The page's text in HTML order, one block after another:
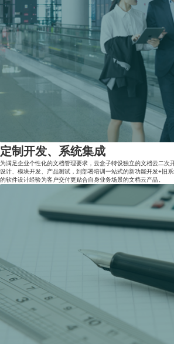
定制开发、系统集成
为满足企业个性化的文档管理要求，云盒子特设独立的文档云二次
设计、模块开发、产品测试，到部署培训一站式的新功能开发+旧
的软件设计经验为客户交付更贴合自身业务场景的文档云产品。